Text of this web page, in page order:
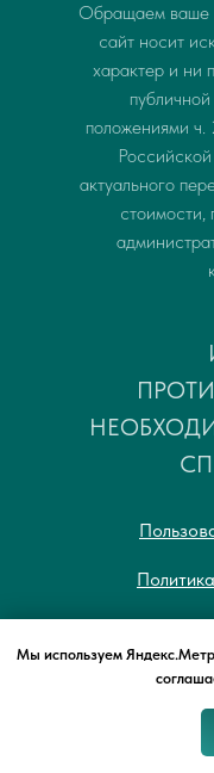
Обращаем ваше
сайт носит
характер и ни
положениями ч.
актуального
стоимости,
©
Мы используем